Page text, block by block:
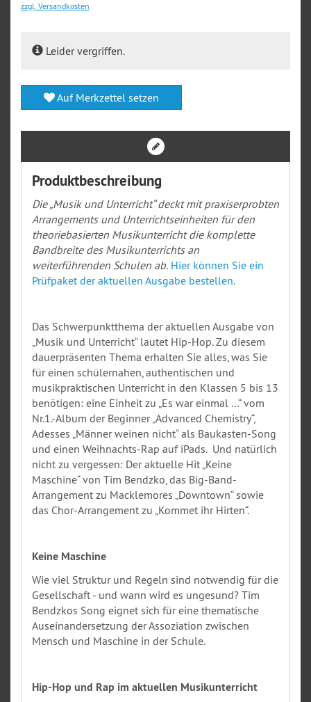
zzgl. Versandkosten
Leider vergriffen.
Auf Merkzettel setzen
Produktbeschreibung
Die „Musik und Unterricht“ deckt mit praxiserprobten
Arrangements und Unterrichtseinheiten für den
theoriebasierten Musikunterricht die komplette
Bandbreite des Musikunterrichts an
weiterführenden Schulen ab. Hier können Sie ein
Prüfpaket der aktuellen Ausgabe bestellen.
Das Schwerpunktthema der aktuellen Ausgabe von
„Musik und Unterricht“ lautet Hip-Hop. Zu diesem
dauerpräsenten Thema erhalten Sie alles, was Sie
für einen schülernahen, authentischen und
musikpraktischen Unterricht in den Klassen 5 bis 13
benötigen: eine Einheit zu „Es war einmal …“ vom
Nr.1.-Album der Beginner „Advanced Chemistry“,
Adesses „Männer weinen nicht“ als Baukasten-Song
und einen Weihnachts-Rap auf iPads. Und natürlich
nicht zu vergessen: Der aktuelle Hit „Keine
Maschine“ von Tim Bendzko, das Big-Band-
Arrangement zu Macklemores „Downtown“ sowie
das Chor-Arrangement zu „Kommet ihr Hirten“.
Keine Maschine
Wie viel Struktur und Regeln sind notwendig für die
Gesellschaft - und wann wird es ungesund? Tim
Bendzkos Song eignet sich für eine thematische
Auseinandersetzung der Assoziation zwischen
Mensch und Maschine in der Schule.
Hip-Hop und Rap im aktuellen Musikunterricht